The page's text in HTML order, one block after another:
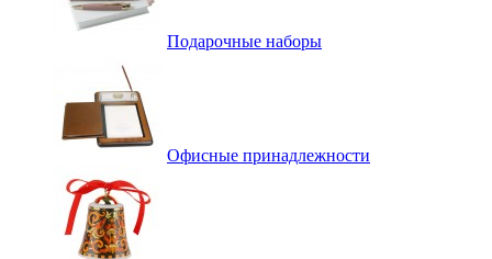
Подарочные наборы
Офисные принадлежности